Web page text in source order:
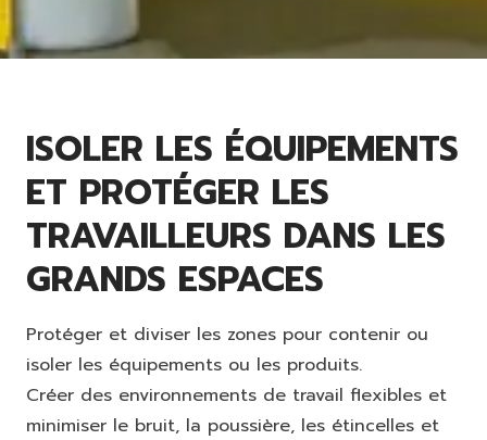
ISOLER LES ÉQUIPEMENTS
ET PROTÉGER LES
TRAVAILLEURS DANS LES
GRANDS ESPACES
Protéger et diviser les zones pour contenir ou
isoler les équipements ou les produits.
Créer des environnements de travail flexibles et
minimiser le bruit, la poussière, les étincelles et